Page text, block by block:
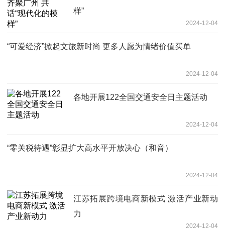
样”
2024-12-04
“可爱经济”掀起文旅新时尚 更多人愿为情绪价值买单
2024-12-04
各地开展122全国交通安全日主题活动
2024-12-04
“零关税待遇”彰显扩大高水平开放决心（和音）
2024-12-04
江苏拓展跨境电商新模式 激活产业新动
力
2024-12-04